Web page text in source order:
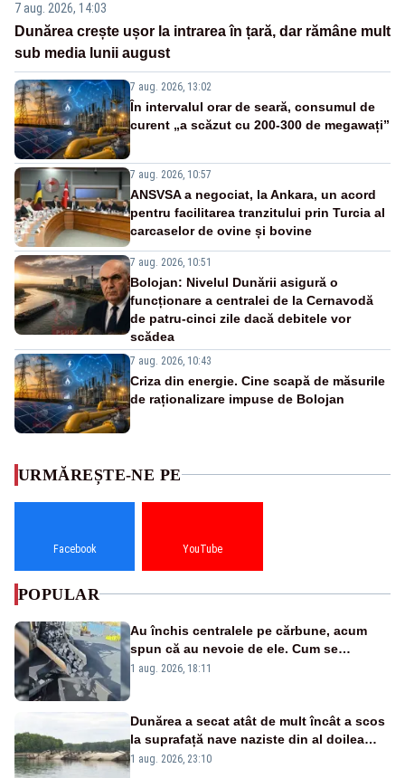
7 aug. 2026, 14:03
Dunărea crește ușor la intrarea în țară, dar rămâne mult
sub media lunii august
7 aug. 2026, 13:02
În intervalul orar de seară, consumul de
curent „a scăzut cu 200-300 de megawați”
7 aug. 2026, 10:57
ANSVSA a negociat, la Ankara, un acord
pentru facilitarea tranzitului prin Turcia al
carcaselor de ovine și bovine
7 aug. 2026, 10:51
Bolojan: Nivelul Dunării asigură o
funcționare a centralei de la Cernavodă
de patru-cinci zile dacă debitele vor
scădea
7 aug. 2026, 10:43
Criza din energie. Cine scapă de măsurile
de raționalizare impuse de Bolojan
URMĂREȘTE-NE PE
Facebook YouTube
POPULAR
Au închis centralele pe cărbune, acum
spun că au nevoie de ele. Cum se
pasează vina în plină criză energetică
1 aug. 2026, 18:11
Dunărea a secat atât de mult încât a scos
la suprafață nave naziste din al doilea
război mondial
1 aug. 2026, 23:10